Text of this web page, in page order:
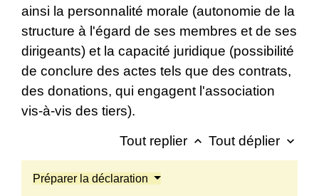
ainsi la personnalité morale (autonomie de la
structure à l'égard de ses membres et de ses
dirigeants) et la capacité juridique (possibilité
de conclure des actes tels que des contrats,
des donations, qui engagent l'association
vis-à-vis des tiers).
Tout replier keyboard_arrow_up Tout déplier keyboard_arrow_down
Préparer la déclaration